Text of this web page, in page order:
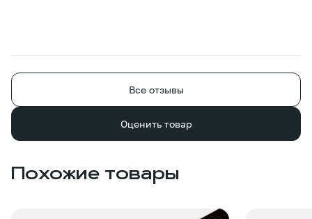
Все отзывы
Оценить товар
Похожие товары